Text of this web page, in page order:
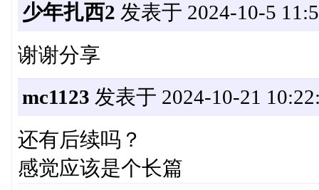
少年扎西2 发表于 2024-10-5
谢谢分享
mc1123 发表于 2024-10-21
还有后续吗？
感觉应该是个长篇